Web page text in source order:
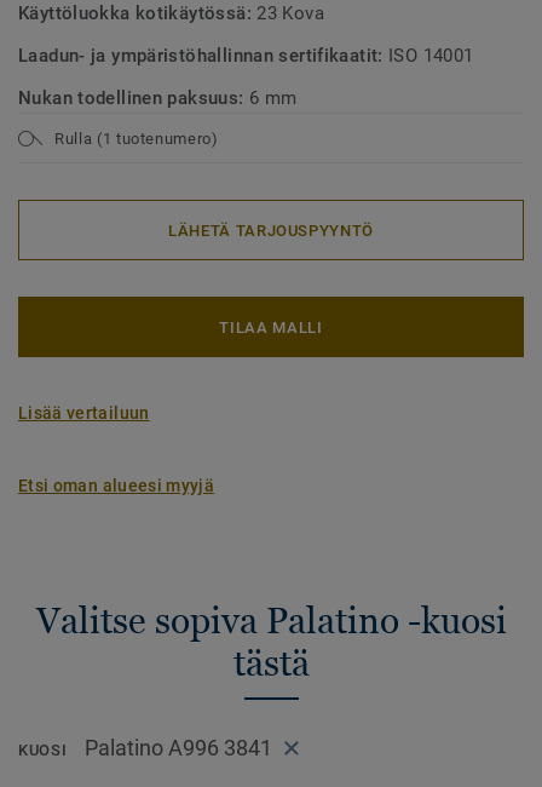
Käyttöluokka kotikäytössä: 23 Kova
Laadun- ja ympäristöhallinnan sertifikaatit: ISO 14001
Nukan todellinen paksuus: 6 mm
Rulla (1 tuotenumero)
LÄHETÄ TARJOUSPYYNTÖ
TILAA MALLI
Lisää vertailuun
Etsi oman alueesi myyjä
Valitse sopiva Palatino -kuosi
tästä
KUOSI Palatino A996 3841